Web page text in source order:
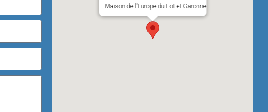
Maison de l'Europe du Lot et Garonne